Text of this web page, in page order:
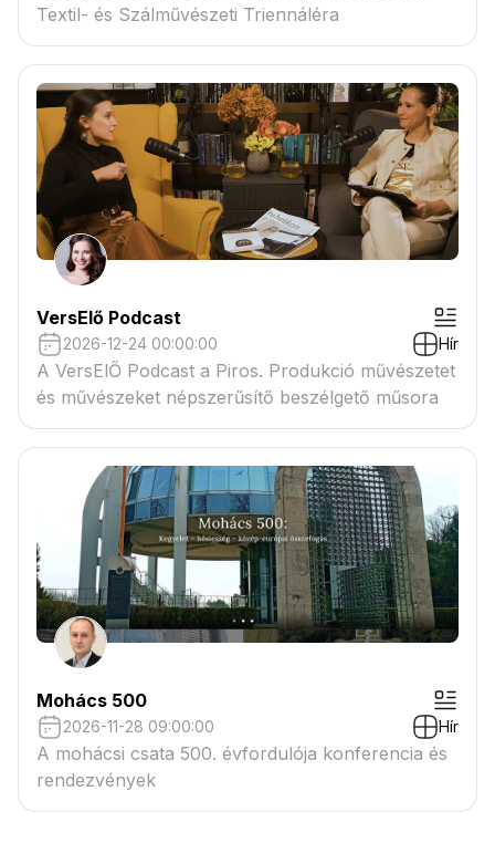
Textil- és Szálművészeti Triennáléra
VersElő Podcast
2026-12-24 00:00:00 Hír
A VersElŐ Podcast a Piros. Produkció művészetet
és művészeket népszerűsítő beszélgető műsora
Mohács 500
2026-11-28 09:00:00 Hír
A mohácsi csata 500. évfordulója konferencia és
rendezvények